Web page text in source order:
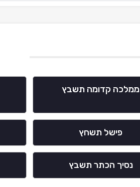
ממלכה קדומה תשבץ
פישל תשחץ
נסיך הכתר תשבץ